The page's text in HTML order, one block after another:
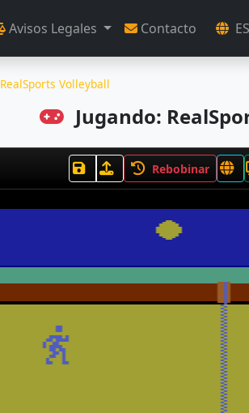
Avisos Legales Contacto
RealSports Volleyball
Jugando:
Rebobinar